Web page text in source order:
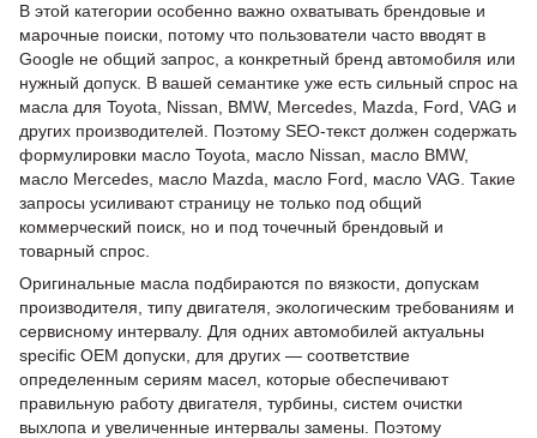
В этой категории особенно важно охватывать брендовые и
марочные поиски, потому что пользователи часто вводят в
Google не общий запрос, а конкретный бренд автомобиля или
нужный допуск. В вашей семантике уже есть сильный спрос на
масла для Toyota, Nissan, BMW, Mercedes, Mazda, Ford, VAG и
других производителей. Поэтому SEO-текст должен содержать
формулировки масло Toyota, масло Nissan, масло BMW,
масло Mercedes, масло Mazda, масло Ford, масло VAG. Такие
запросы усиливают страницу не только под общий
коммерческий поиск, но и под точечный брендовый и
товарный спрос.
Оригинальные масла подбираются по вязкости, допускам
производителя, типу двигателя, экологическим требованиям и
сервисному интервалу. Для одних автомобилей актуальны
specific OEM допуски, для других — соответствие
определенным сериям масел, которые обеспечивают
правильную работу двигателя, турбины, систем очистки
выхлопа и увеличенные интервалы замены. Поэтому